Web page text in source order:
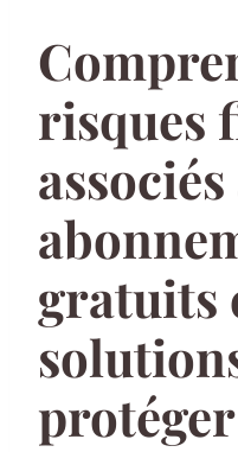
risques
gratuits
protéger